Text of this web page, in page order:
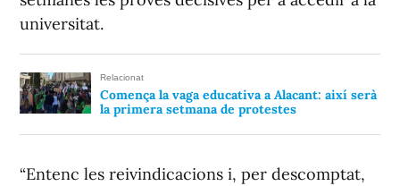
universitat.
Relacionat
Comença la vaga educativa a Alacant: així serà
la primera setmana de protestes
“Entenc les reivindicacions i, per descomptat,